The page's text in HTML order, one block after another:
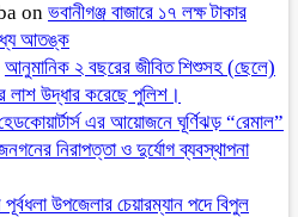
on ভবানীগঞ্জ বাজারে ১৭ লক্ষ টাকার
আতঙ্ক
আনুমানিক ২ বছরের জীবিত শিশুসহ (ছেলে)
লাশ উদ্ধার করেছে পুলিশ।
এর আয়োজনে ঘূর্ণিঝড় “রেমাল”
নিরাপত্তা ও দুর্যোগ ব্যবস্থাপনা
উপজেলার চেয়ারম্যান পদে বিপুল